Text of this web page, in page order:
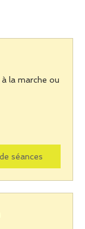
la marche ou
séances